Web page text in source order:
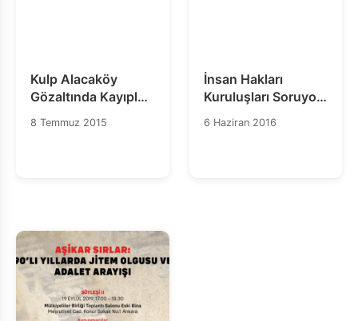
Kulp Alacaköy
Gözaltında Kayıplar
Davası Bugün
8 Temmuz 2015
İnsan Hakları
Kuruluşları Soruyor:
#HurşitKülterNerede?
6 Haziran 2016